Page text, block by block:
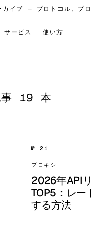
ブ — プロトコル、プロ
サービス 使い方
事 19 本
№ 21
プロキシ
2026年API
TOP5：レー
する方法